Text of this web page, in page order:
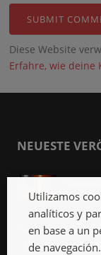
Diese Website
Erfahre, wie deine
NEUESTE
Apr.
März
Utilizamos
analíticos y
en base a un
de